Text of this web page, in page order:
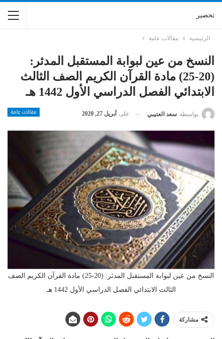
تحضير
الرئيسية مقالات عامة
النسخ من عين لبوابة المستقبل المدثر:
(20-25) مادة القرآن الكريم الصف الثالث
الابتدائي الفصل الدراسي الأول 1442 هـ
مقالات عامة بواسطة سعد العتيبي على أبريل 27, 2020
النسخ من عين لبوابة المستقبل المدثر: (20-25) مادة القرآن الكريم الصف
الثالث الابتدائي الفصل الدراسي الأول 1442 هـ
مشاركة